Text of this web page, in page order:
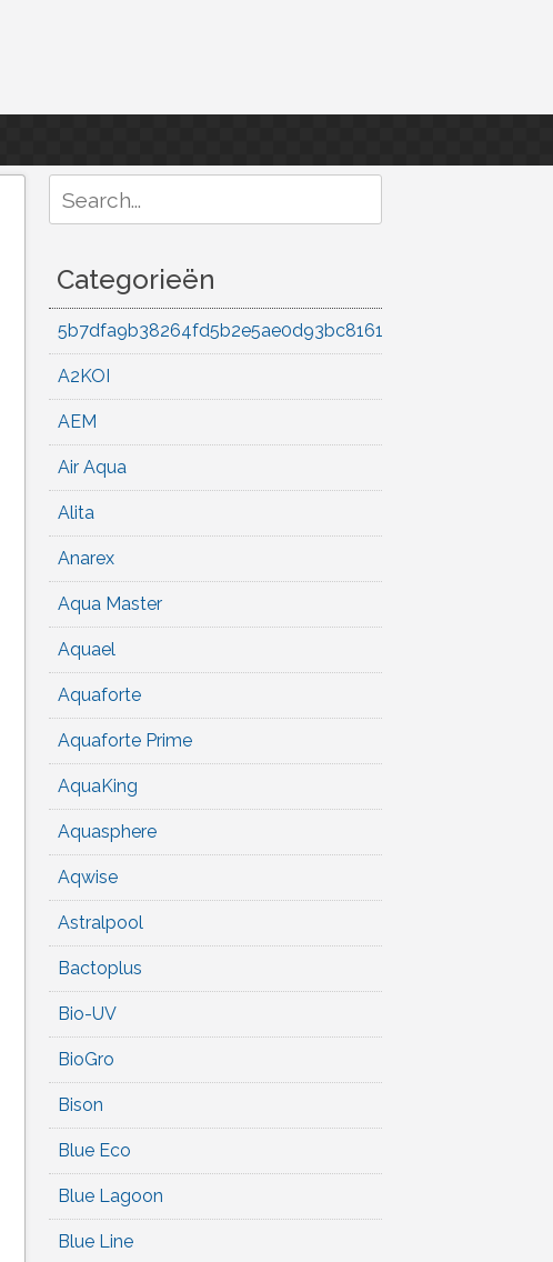
for:
Categorieën
5b7dfa9b38264fd5b2e5ae0d93bc8161
A2KOI
AEM
Air Aqua
Alita
Anarex
Aqua Master
Aquael
Aquaforte
Aquaforte Prime
AquaKing
Aquasphere
Aqwise
Astralpool
Bactoplus
Bio-UV
BioGro
Bison
Blue Eco
Blue Lagoon
Blue Line